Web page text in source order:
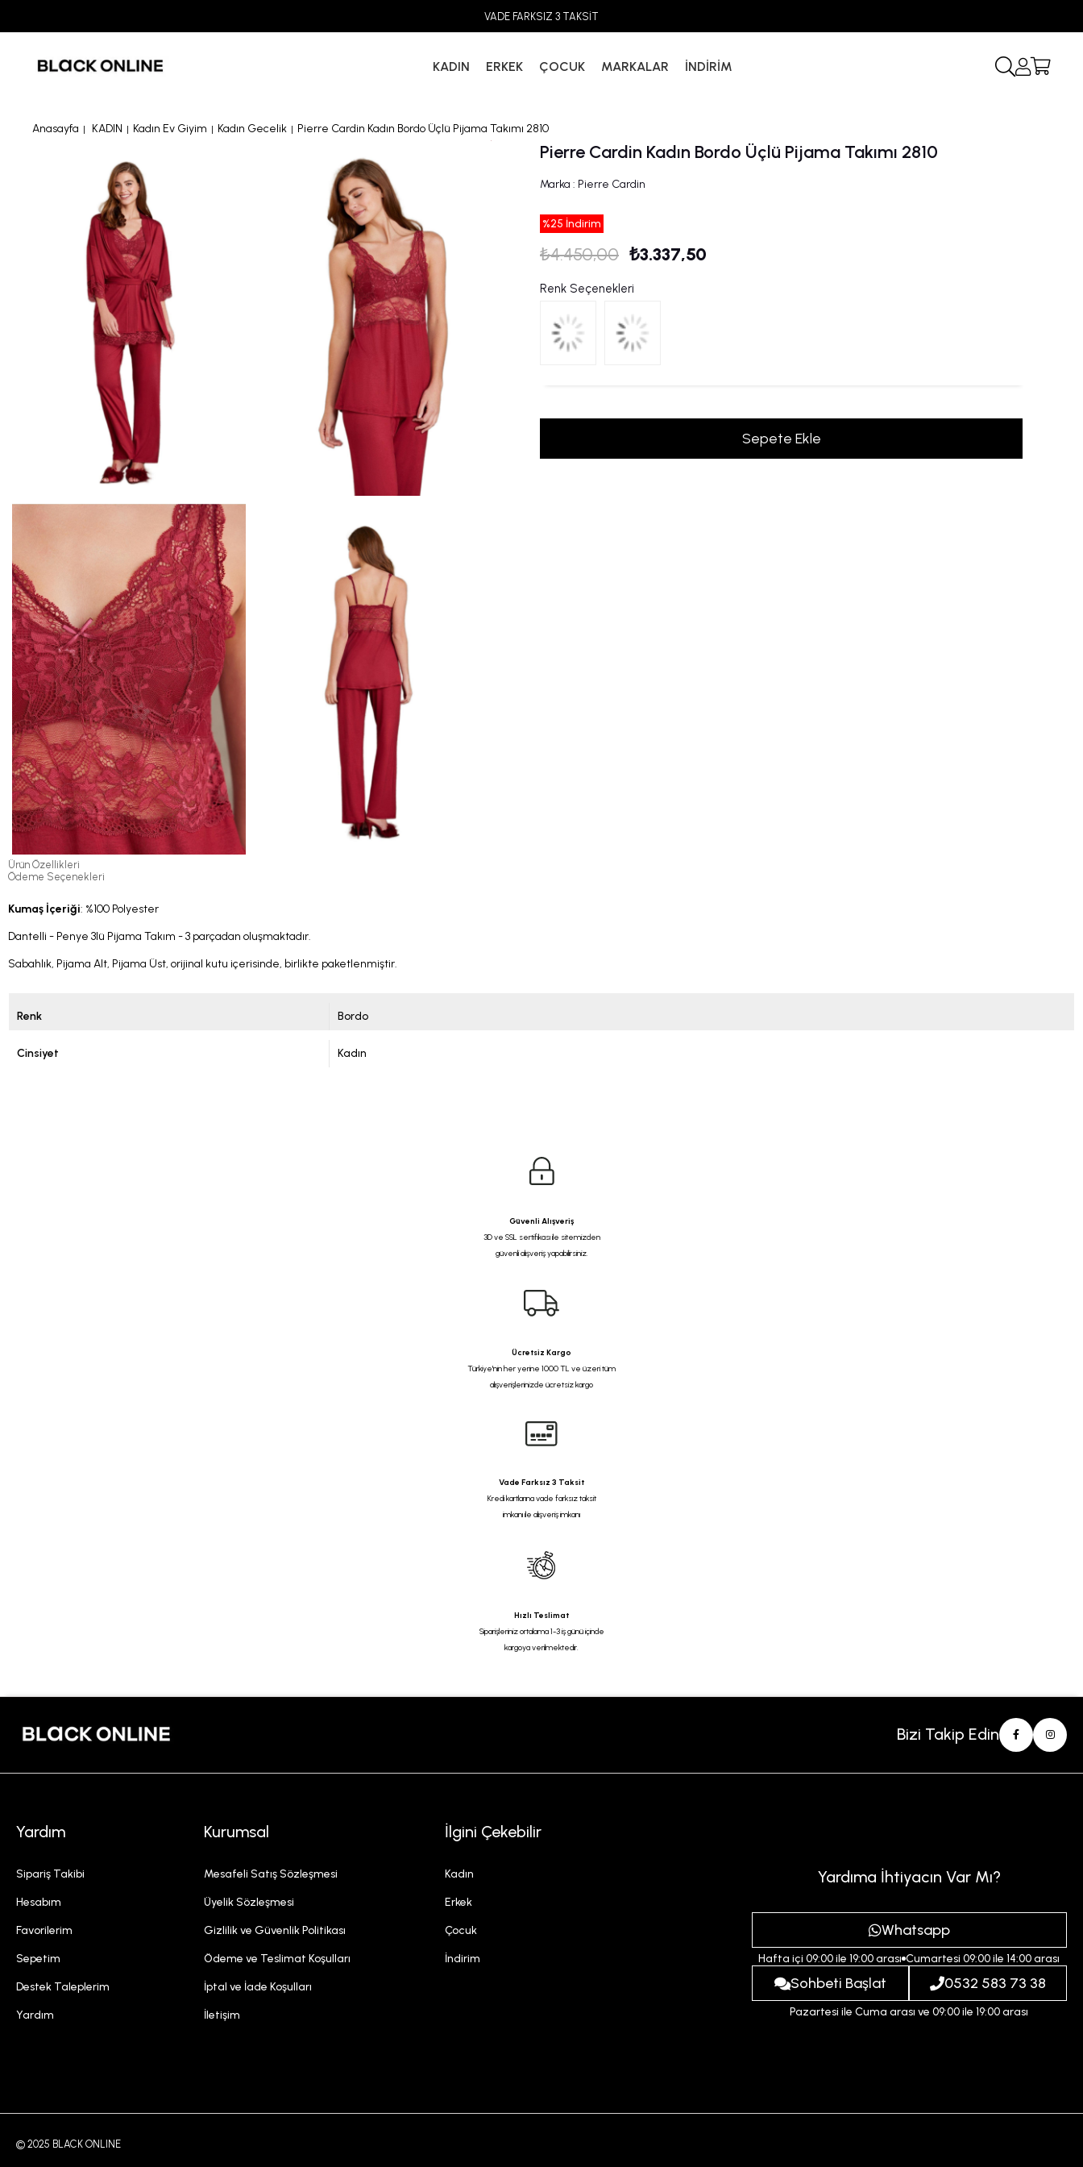
VADE FARKSIZ 3 TAKSİT
KADIN ERKEK ÇOCUK MARKALAR İNDİRİM
Anasayfa KADIN Kadın Ev Giyim Kadın Gecelik Pierre Cardin Kadın Bordo Üçlü Pijama Takımı 2810
Pierre Cardin Kadın Bordo Üçlü Pijama Takımı 2810
Marka : Pierre Cardin
%25 İndirim
₺4.450,00 ₺3.337,50
Renk Seçenekleri
Ürün Özellikleri
Ödeme Seçenekleri
Kumaş İçeriği: %100 Polyester
Dantelli - Penye 3lü Pijama Takım - 3 parçadan oluşmaktadır.
Sabahlık, Pijama Alt, Pijama Üst, orijinal kutu içerisinde, birlikte paketlenmiştir.
Renk Bordo
Cinsiyet Kadın
Güvenli Alışveriş
3D ve SSL sertifikası ile sitemizden
güvenli alışveriş yapabilirsiniz.
Ücretsiz Kargo
Türkiye'nin her yerine 1000 TL ve üzeri tüm
alışverişlerinizde ücretsiz kargo
Vade Farksız 3 Taksit
Kredi kartlarına vade farksız taksit
imkanı ile alışveriş imkanı
Hızlı Teslimat
Siparişleriniz ortalama 1-3 iş günü içinde
kargoya verilmektedir.
Bizi Takip Edin
Yardım
Sipariş Takibi
Hesabım
Favorilerim
Sepetim
Destek Taleplerim
Yardım
Kurumsal
Mesafeli Satış Sözleşmesi
Üyelik Sözleşmesi
Gizlilik ve Güvenlik Politikası
Ödeme ve Teslimat Koşulları
İptal ve İade Koşulları
İletişim
İlgini Çekebilir
Kadın
Erkek
Çocuk
İndirim
Yardıma İhtiyacın Var Mı?
Whatsapp
Hafta içi 09:00 ile 19:00 arası Cumartesi 09:00 ile 14:00 arası
Sohbeti Başlat 0532 583 73 38
Pazartesi ile Cuma arası ve 09:00 ile 19:00 arası
© 2025 BLACK ONLINE